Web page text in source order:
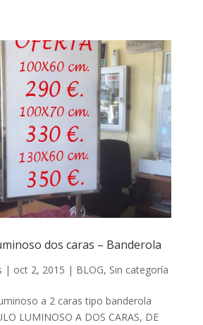
dos caras – Banderola
| oct 2, 2015 | BLOG, Sin categoría
a 2 caras tipo banderola
LUMINOSO A DOS CARAS, DE